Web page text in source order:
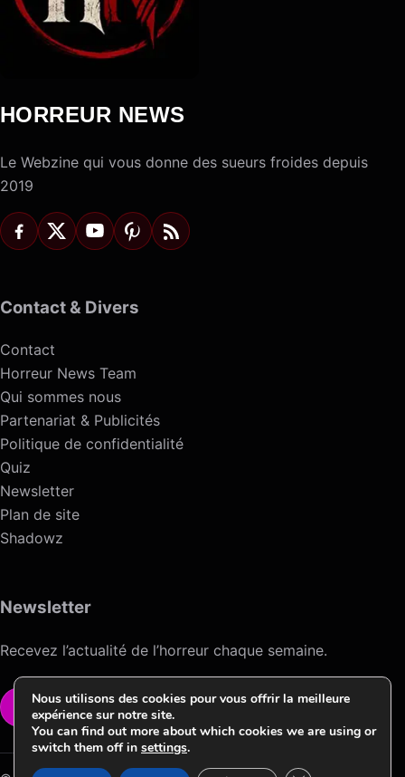
HORREUR NEWS
Le Webzine qui vous donne des sueurs froides depuis
2019
Contact & Divers
Contact
Horreur News Team
Qui sommes nous
Partenariat & Publicités
Politique de confidentialité
Quiz
Newsletter
Plan de site
Shadowz
Newsletter
Recevez l’actualité de l’horreur chaque semaine.
VOIR LA NEWSLETTER
Nous utilisons des cookies pour vous offrir la meilleure
expérience sur notre site.
You can find out more about which cookies we are using or
switch them off in settings.